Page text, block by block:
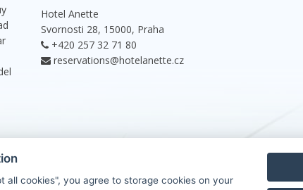
Hotel Anette
Svornosti 28, 15000, Praha
+420 257 32 71 80
reservations@hotelanette.cz
© Copyright 2026 | Todos los derechos reservados
all cookies", you agree to storage cookies on your